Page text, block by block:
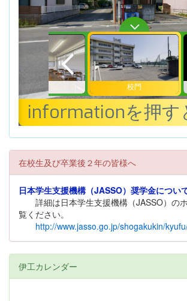
在校生及び卒業後２年の皆様へ
日本学生支援機構（JASSO）奨学金につい
詳細は日本学生支援機構（JASSO）の
覧ください。
http://www.jasso.go.jp/shogakukin/
伊工カレンダー